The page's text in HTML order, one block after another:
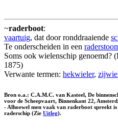
~raderboot:
vaartuig, dat door ronddraaiende
Te onderscheiden in een
Soms ook wielenschip genoemd?
1875)
Verwante termen: hekwieler,
Bron o.a.: C.A.M.C. van Kasteel, De
voor de Scheepvaart, Binnenkant 22,
- Alhoewel men vaak van raderboot spreekt
raderschip (Zie Uitleg).